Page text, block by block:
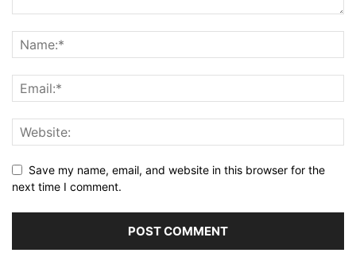
Save my name, email, and website in this browser for the
next time I comment.